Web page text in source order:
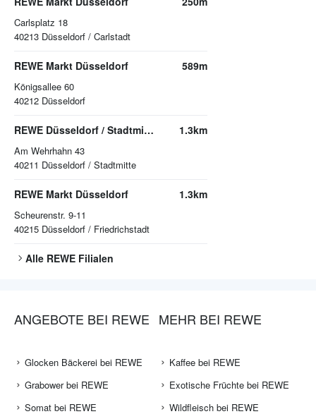
Carlsplatz 18
40213 Düsseldorf / Carlstadt
REWE Markt Düsseldorf
Königsallee 60
40212 Düsseldorf
589m
REWE Düsseldorf / Stadtmitte
Am Wehrhahn 43
40211 Düsseldorf / Stadtmitte
1.3km
REWE Markt Düsseldorf
Scheurenstr. 9-11
40215 Düsseldorf / Friedrichstadt
1.3km
Alle REWE Filialen
ANGEBOTE BEI REWE
Glocken Bäckerei bei REWE
Grabower bei REWE
Somat bei REWE
MEHR BEI REWE
Kaffee bei REWE
Exotische Früchte bei REWE
Wildfleisch bei REWE